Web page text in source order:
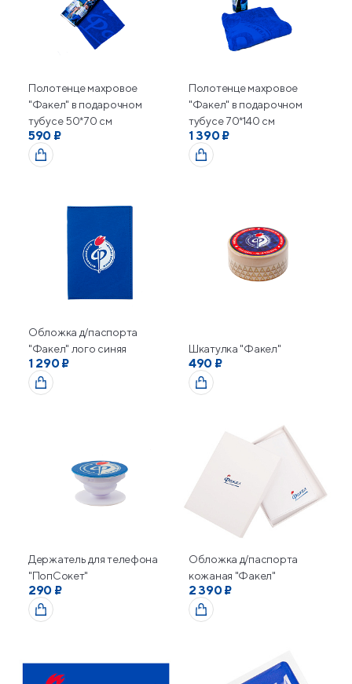
Полотенце махровое
"Факел" в подарочном
тубусе 50*70 см
590 ₽
Полотенце махровое
"Факел" в подарочном
тубусе 70*140 см
1 390 ₽
Обложка д/паспорта
"Факел" лого синяя
1 290 ₽
Шкатулка "Факел"
490 ₽
Держатель для телефона
"ПопСокет"
290 ₽
Обложка д/паспорта
кожаная "Факел"
2 390 ₽